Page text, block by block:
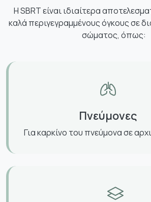
Η SBRT είναι ιδιαίτερα
καλά περιγεγραμμένους όγκους σε
σώματος, όπως:
Πνεύμονες
Για καρκίνο του πνεύμονα σε